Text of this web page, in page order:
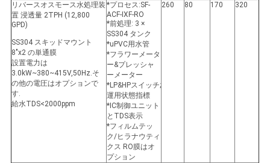
リバースオスモース水処理装
置 浸透量 2TPH (12,800
GPD)
SS304 スキッドマウント
8"x2 の単通膜
設置電力は
3.0kW~380~415V,50Hz.そ
の他の電圧はオプションで
す.
給水TDS<2000ppm
*プロセス:SF-
ACF-IXF-RO
*前処理: 3 ×
SS304 タンク
*uPVC用水管
*フラワーメータ
ー&プレッシャ
ーメーター
*LP&HPスイッチ;
運用状態指標
*IC制御ユニット
とTDS表示
*フィルムテッ
ク/ヒラナウティ
クス RO膜はオ
プション
260 80 170 320